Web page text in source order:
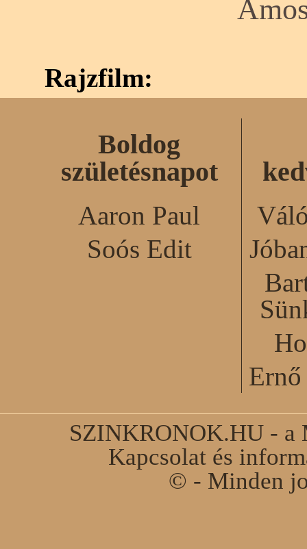
Rajzfilm:
Boldog
születésnapot
Aaron Paul
Soós Edit
SZINKRONOK.HU - a
Kapcsolat és
© - Minden